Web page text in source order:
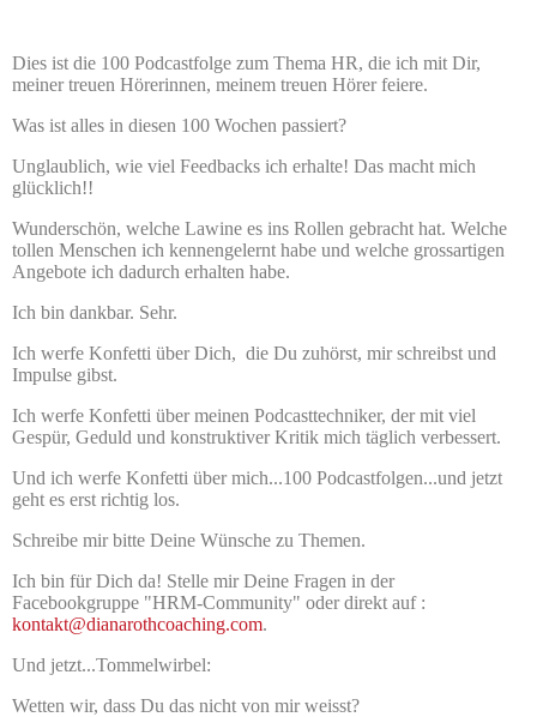
Dies ist die 100 Podcastfolge zum Thema HR, die ich mit Dir,
meiner treuen Hörerinnen, meinem treuen Hörer feiere.
Was ist alles in diesen 100 Wochen passiert?
Unglaublich, wie viel Feedbacks ich erhalte! Das macht mich
glücklich!!
Wunderschön, welche Lawine es ins Rollen gebracht hat. Welche
tollen Menschen ich kennengelernt habe und welche grossartigen
Angebote ich dadurch erhalten habe.
Ich bin dankbar. Sehr.
Ich werfe Konfetti über Dich, die Du zuhörst, mir schreibst und
Impulse gibst.
Ich werfe Konfetti über meinen Podcasttechniker, der mit viel
Gespür, Geduld und konstruktiver Kritik mich täglich verbessert.
Und ich werfe Konfetti über mich...100 Podcastfolgen...und jetzt
geht es erst richtig los.
Schreibe mir bitte Deine Wünsche zu Themen.
Ich bin für Dich da! Stelle mir Deine Fragen in der
Facebookgruppe "HRM-Community" oder direkt auf :
kontakt@dianarothcoaching.com.
Und jetzt...Tommelwirbel:
Wetten wir, dass Du das nicht von mir weisst?